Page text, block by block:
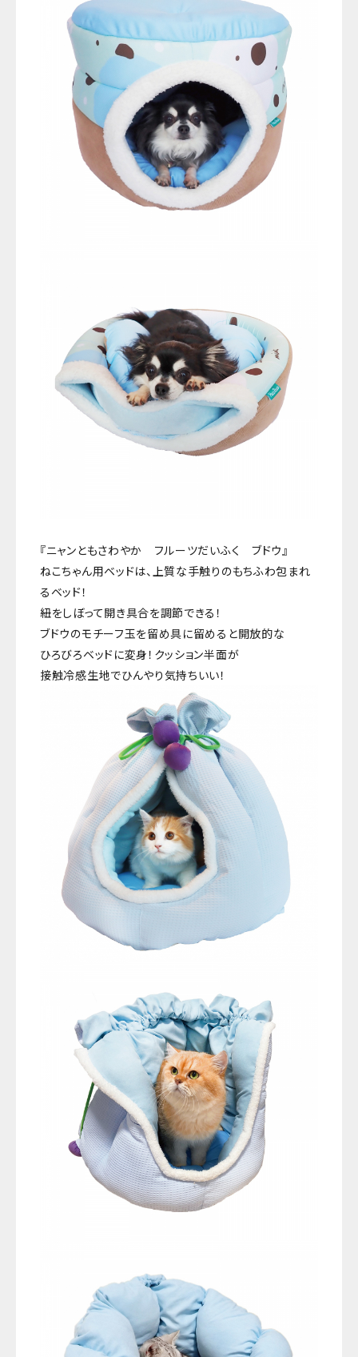
『ニャンともさわやか フルーツだいふく ブドウ』
ねこちゃん用ベッドは、上質な手触りのもちふわ包まれ
るベッド！
紐をしぼって開き具合を調節できる！
ブドウのモチーフ玉を留め具に留めると開放的な
ひろびろベッドに変身！クッション半面が
接触冷感生地でひんやり気持ちいい！